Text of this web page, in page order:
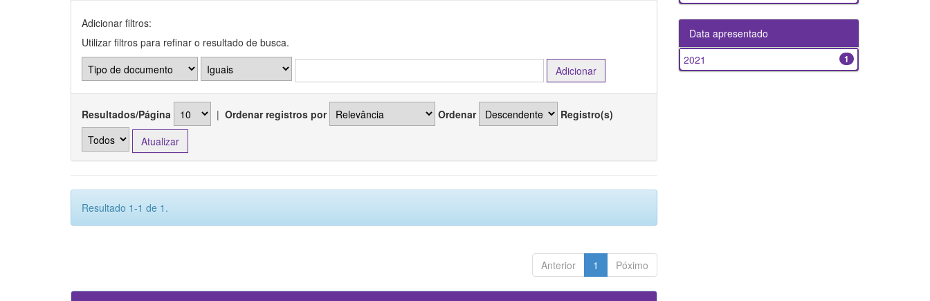
Adicionar filtros:
Utilizar filtros para refinar o resultado de busca.
Resultados/Página | Ordenar registros por Ordenar Registro(s)
Resultado 1-1 de 1.
Anterior 1 Póximo
Data apresentado
1
2021